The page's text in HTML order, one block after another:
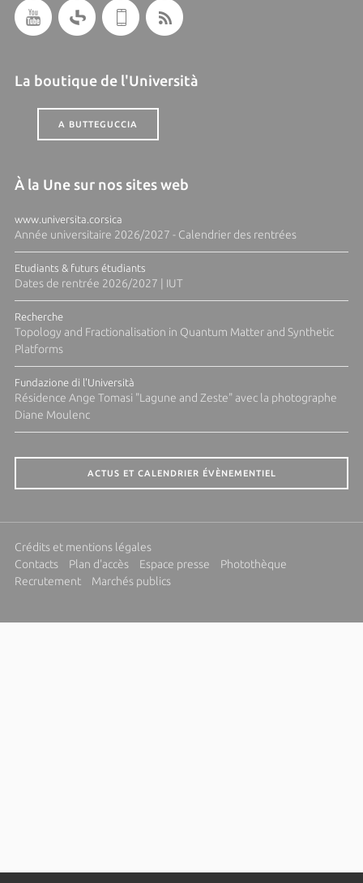
La boutique de l'Università
A BUTTEGUCCIA
À la Une sur nos sites web
www.universita.corsica
Année universitaire 2026/2027 - Calendrier des rentrées
Etudiants & futurs étudiants
Dates de rentrée 2026/2027 | IUT
Recherche
Topology and Fractionalisation in Quantum Matter and Synthetic
Platforms
Fundazione di l'Università
Résidence Ange Tomasi "Lagune and Zeste" avec la photographe
Diane Moulenc
ACTUS ET CALENDRIER ÉVÈNEMENTIEL
Crédits et mentions légales
Contacts
Plan d'accès Espace presse
Photothèque
Recrutement
Marchés publics